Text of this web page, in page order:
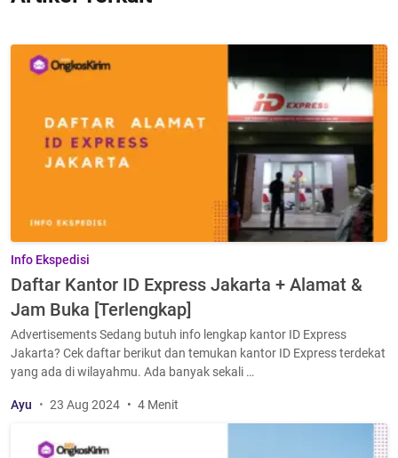
Info Ekspedisi
Daftar Kantor ID Express Jakarta + Alamat &
Jam Buka [Terlengkap]
Advertisements Sedang butuh info lengkap kantor ID Express
Jakarta? Cek daftar berikut dan temukan kantor ID Express terdekat
yang ada di wilayahmu. Ada banyak sekali …
Ayu 23 Aug 2024 4 Menit